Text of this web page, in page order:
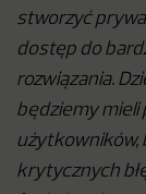
stworzyć
dostęp do
rozwiązania.
będziemy mieli
użytkowników,
krytycznych